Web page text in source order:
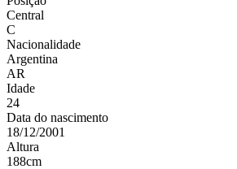
Central
C
Nacionalidade
Argentina
AR
Idade
24
Data do nascimento
18/12/2001
Altura
188cm